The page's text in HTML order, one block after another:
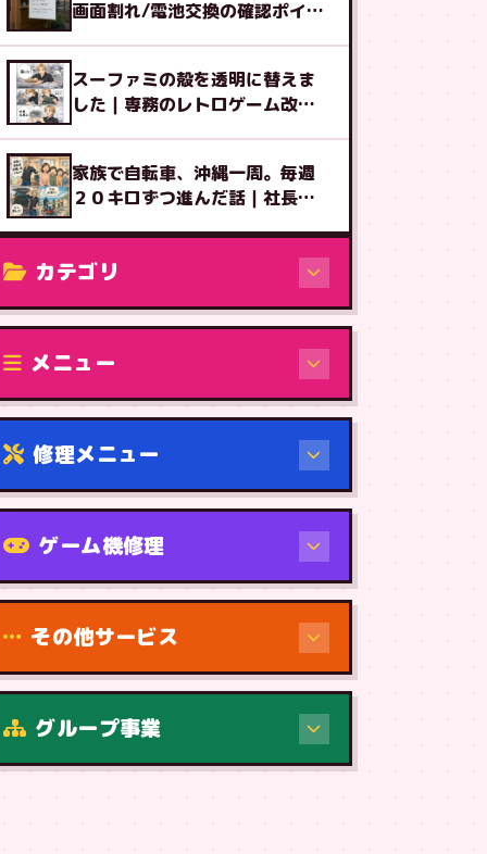
画面割れ/電池交換の確認ポイン
スーファミの殻を透明に替えま
した｜専務のレトロゲーム改造
家族で自転車、沖縄一周。毎週
２０キロずつ進んだ話｜社長ブ
カテゴリ
修理（機種から）
メニュー
修理メニュー
機種から
ゲーム機修理
その他サービス
グループ事業